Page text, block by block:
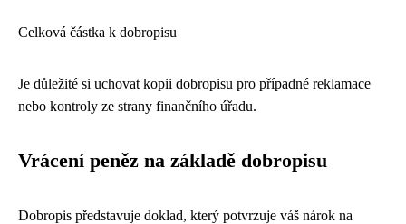
Celková částka k dobropisu
Je důležité si uchovat kopii dobropisu pro případné reklamace
nebo kontroly ze strany finančního úřadu.
Vrácení peněz na základě dobropisu
Dobropis představuje doklad, který potvrzuje váš nárok na